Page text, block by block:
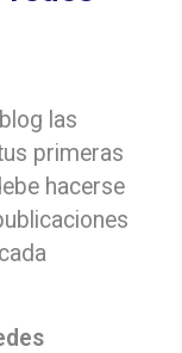
las
primeras
hacerse